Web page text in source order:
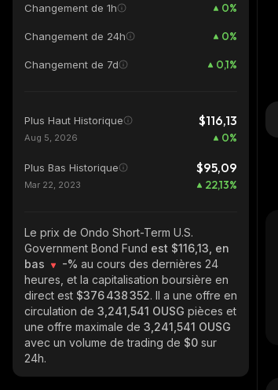
Changement de 1h 0%
Changement de 24h 0%
Changement de 7d 0,1%
Plus Haut Historique $116,13
Aug 5, 2026 0%
Plus Bas Historique $95,09
Mar 22, 2023 22,13%
Le prix de Ondo Short-Term U.S.
Government Bond Fund est $116,13, en
bas
-% au cours des dernières 24
heures, et la capitalisation boursière en
direct est $376 438 352. Il a une offre en
circulation de 3,241,541 OUSG pièces et
une offre maximale de 3,241,541 OUSG
avec un volume de trading de $0 sur
24h.